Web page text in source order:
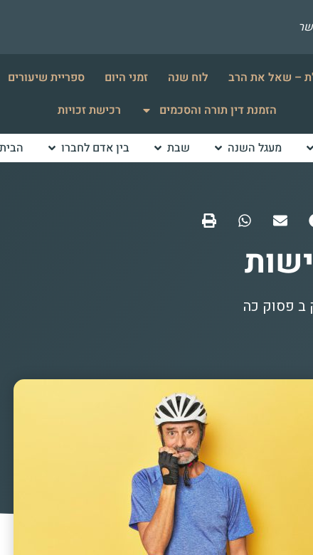
– שאל את הרב לוח שנה זמני היום ספריית שיעורים
הזמנת דין תורה והסכמים
רכישת זכויות
מעגל השנה שבת בין אדם לחברו
ב פסוק כה